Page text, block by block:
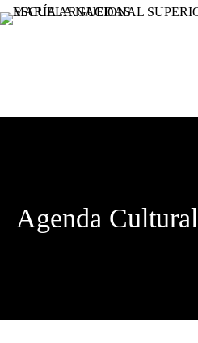
Agenda Cultural